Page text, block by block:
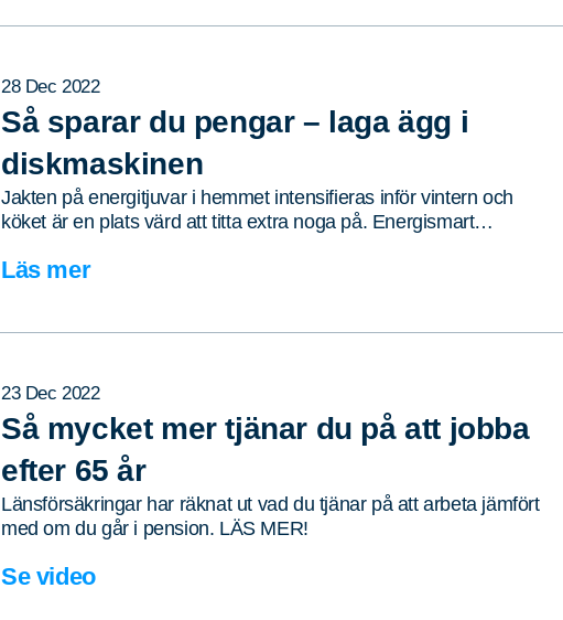
28 Dec 2022
Så sparar du pengar – laga ägg i
diskmaskinen
Jakten på energitjuvar i hemmet intensifieras inför vintern och
köket är en plats värd att titta extra noga på. Energismart…
Läs mer
23 Dec 2022
Så mycket mer tjänar du på att jobba
efter 65 år
Länsförsäkringar har räknat ut vad du tjänar på att arbeta jämfört
med om du går i pension. LÄS MER!
Se video